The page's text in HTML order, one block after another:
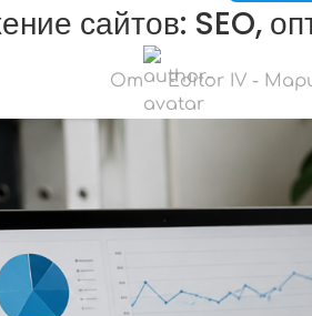
сайтов: SEO,
От Editor IV -